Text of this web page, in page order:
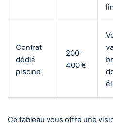
Contrat
dédié
piscine
200-
400 €
Ce tableau vous offre une